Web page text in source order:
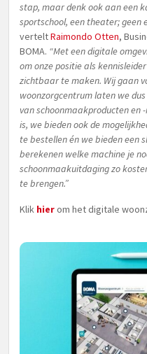
stap, maar denk ook aan een
sportschool, een theater; geen
verteltRaimondo Otten,
BOMA. “Met een digitale
om onze positie als
zichtbaar te maken. Wij gaan
woonzorgcentrum laten we
van schoonmaakproducten en
is, we bieden ook de
te bestellen én we bieden een
berekenen welke machine je
schoonmaakuitdaging zo
te brengen.”
Klik hierom het digitale